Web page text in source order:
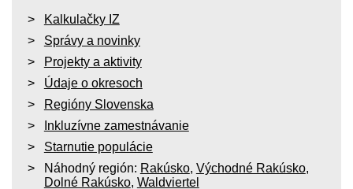
Kalkulačky IZ
Správy a novinky
Projekty a aktivity
Údaje o okresoch
Regióny Slovenska
Inkluzívne zamestnávanie
Starnutie populácie
Náhodný región: Rakúsko, Východné Rakúsko,
Dolné Rakúsko, Waldviertel